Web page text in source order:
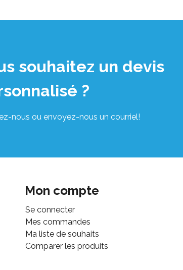
souhaitez un devis
?
nous ou envoyez-nous un courriel!
Mon compte
Se connecter
Mes commandes
Ma liste de souhaits
Comparer les produits